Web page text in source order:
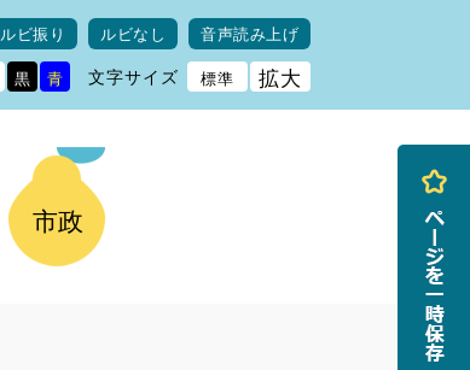
ルビ振り ルビなし 音声読み上げ
黒 青 文字サイズ 標準 拡大
市政